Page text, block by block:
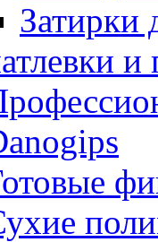
Затирки
и